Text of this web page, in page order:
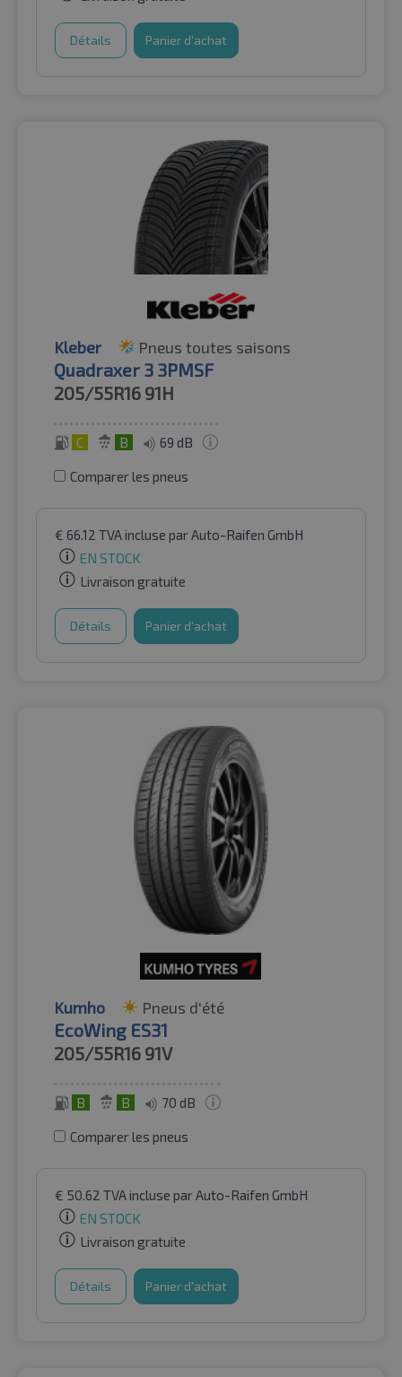
Détails Panier d'achat
Kleber Pneus toutes saisons
Quadraxer 3 3PMSF
205/55R16 91H
C B 69 dB
Comparer les pneus
€ 66.12 TVA incluse par Auto-Raifen GmbH
EN STOCK
Livraison gratuite
Détails Panier d'achat
Kumho Pneus d'été
EcoWing ES31
205/55R16 91V
B B 70 dB
Comparer les pneus
€ 50.62 TVA incluse par Auto-Raifen GmbH
EN STOCK
Livraison gratuite
Détails Panier d'achat